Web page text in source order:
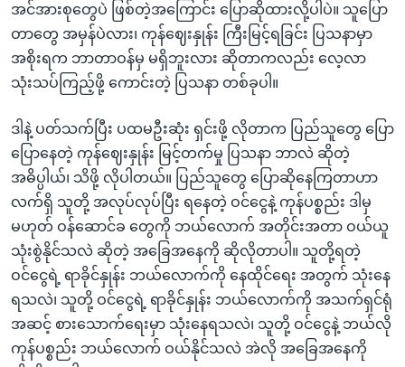
အင်အားစုတွေပဲ ဖြစ်တဲ့အကြောင်း ပြောဆိုထားလို့ပါပဲ။ သူပြော
တာတွေ အမှန်ပဲလား၊ ကုန်ဈေးနှုန်း ကြီးမြင့်ရခြင်း ပြသနာမှာ
အစိုးရက ဘာတာဝန်မှ မရှိဘူးလား ဆိုတာကလည်း လေ့လာ
သုံးသပ်ကြည့်ဖို့ ကောင်းတဲ့ ပြသနာ တစ်ခုပါ။
ဒါနဲ့ ပတ်သက်ပြီး ပထမဦးဆုံး ရှင်းဖို့ လိုတာက ပြည်သူတွေ ပြော
ပြောနေတဲ့ ကုန်ဈေးနှုန်း မြင့်တက်မှု ပြသနာ ဘာလဲ ဆိုတဲ့
အဓိပ္ပါယ်၊ သိဖို့ လိုပါတယ်။ ပြည်သူတွေ ပြောဆိုနေကြတာဟာ
လက်ရှိ သူတို့ အလုပ်လုပ်ပြီး ရနေတဲ့ ဝင်ငွေနဲ့ ကုန်ပစ္စည်း ဒါမှ
မဟုတ် ဝန်ဆောင်ခ တွေကို ဘယ်လောက် အတိုင်းအတာ ဝယ်ယူ
သုံးစွဲနိုင်သလဲ ဆိုတဲ့ အခြေအနေကို ဆိုလိုတာပါ။ သူတို့ရတဲ့
ဝင်ငွေရဲ့ ရာခိုင်နှုန်း ဘယ်လောက်ကို နေထိုင်ရေး အတွက် သုံးနေ
ရသလဲ၊ သူတို့ ဝင်ငွေရဲ့ ရာခိုင်နှုန်း ဘယ်လောက်ကို အသက်ရှင်ရုံ
အဆင့် စားသောက်ရေးမှာ သုံးနေရသလဲ၊ သူတို့ ဝင်ငွေနဲ့ ဘယ်လို
ကုန်ပစ္စည်း ဘယ်လောက် ဝယ်နိုင်သလဲ အဲလို အခြေအနေကို